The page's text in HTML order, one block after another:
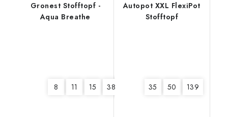
Gronest Stofftopf -
Aqua Breathe
8 11 15 380
Autopot XXL FlexiPot
Stofftopf
35 50 139